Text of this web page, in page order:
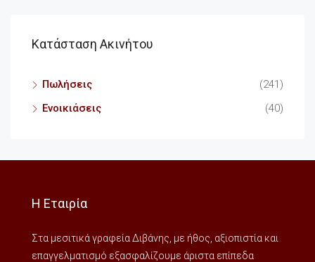
Κατάσταση Ακινήτου
Πωλήσεις
(241)
Ενοικιάσεις
(40)
Η Εταιρία
Στα μεσιτικά γραφεία Διβάνης, με ήθος, αξιοπιστία και
επαγγελματισμό εξασφαλίζουμε άριστα επίπεδα